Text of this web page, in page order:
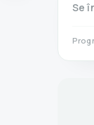
Se